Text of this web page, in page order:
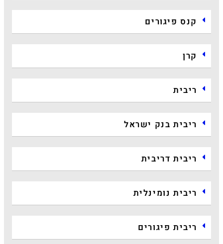
קנס פיגורים
קרן
ריבית
ריבית בנק ישראל
ריבית דריבית
ריבית נומינלית
ריבית פיגורים